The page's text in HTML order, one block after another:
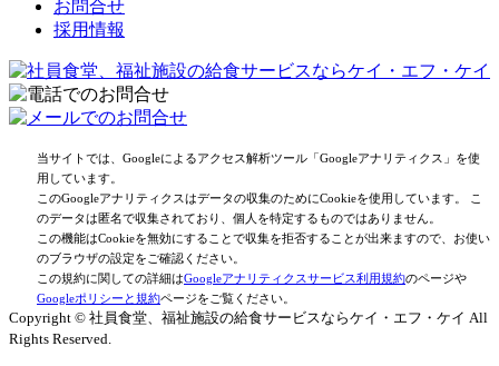
お問合せ
採用情報
当サイトでは、Googleによるアクセス解析ツール「Googleアナリティクス」を使
用しています。
このGoogleアナリティクスはデータの収集のためにCookieを使用しています。 こ
のデータは匿名で収集されており、個人を特定するものではありません。
この機能はCookieを無効にすることで収集を拒否することが出来ますので、お使い
のブラウザの設定をご確認ください。
この規約に関しての詳細はGoogleアナリティクスサービス利用規約のページや
Googleポリシーと規約ページをご覧ください。
Copyright © 社員食堂、福祉施設の給食サービスならケイ・エフ・ケイ All
Rights Reserved.